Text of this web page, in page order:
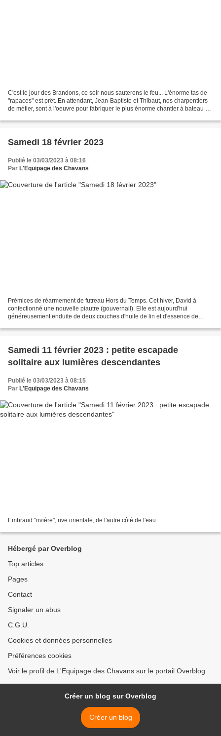
C'est le jour des Brandons, ce soir nous sauterons le feu... L'énorme tas de
"rapaces" est prêt. En attendant, Jean-Baptiste et Thibaut, nos charpentiers
de métier, sont à l'oeuvre pour fabriquer le plus énorme chantier à bateau de
Samedi 18 février 2023
Publié le 03/03/2023 à 08:16
Par L'Equipage des Chavans
Prémices de réarmement de futreau Hors du Temps. Cet hiver, David à
confectionné une nouvelle piautre (gouvernail). Elle est aujourd'hui
généreusement enduite de deux couches d'huile de lin et d'essence de
Samedi 11 février 2023 : petite escapade
solitaire aux lumières descendantes
Publié le 03/03/2023 à 08:15
Par L'Equipage des Chavans
Embraud "rivière", rive orientale, de l'autre côté de l'eau...
Hébergé par Overblog
Top articles
Pages
Contact
Signaler un abus
C.G.U.
Cookies et données personnelles
Préférences cookies
Voir le profil de L'Equipage des Chavans sur le portail Overblog
Créer un blog sur Overblog
Créer un blog